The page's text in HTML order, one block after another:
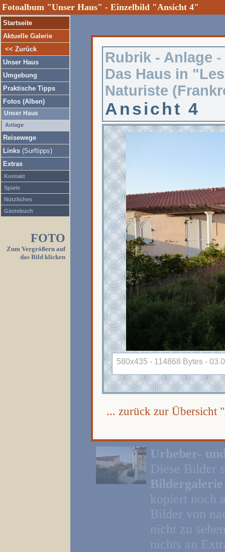
Fotoalbum "Unser Haus" - Einzelbild "Ansicht 4"
Startseite
Aktuelle Galerie
<< Zurück
Unser Haus
Umgebung
Praktische Tipps
Fotos (Alben)
Unser Haus
Anlage
Reisewege
Links (Surftipps)
Extras
Kontakt
Spiele
Nützliches
Gästebuch
FOTO
Zum Vergrößern auf
das Bild klicken
Rubrik - Anlage -
Das Haus in
Naturiste
Ansicht 4
580x435 - 114868 Bytes -
... zurück zur Übersicht "
Urheber-
Diese Bilder
kopiert noch
Bilder von
nicht zu
nichts an